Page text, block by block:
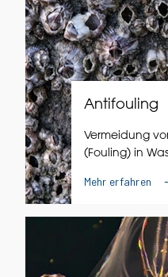
Antifouling
Vermeidung
(Fouling) in
Mehr erfahren